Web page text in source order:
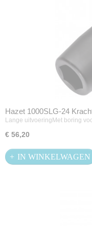
Hazet 1000SLG-24
Lange uitvoeringMet boring
€ 56,20
IN WINKELWAGEN